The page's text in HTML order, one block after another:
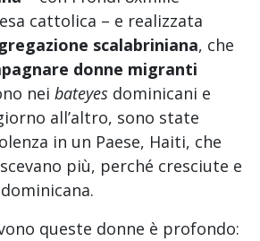
cattolica – e realizzata
scalabriniana, che
donne migranti
nei bateyes dominicani e
all’altro, sono state
in un Paese, Haiti, che
più, perché cresciute e
queste donne è profondo: